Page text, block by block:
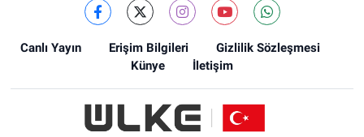
Canlı Yayın Erişim Bilgileri
Gizlilik Sözleşmesi
Künye
İletişim